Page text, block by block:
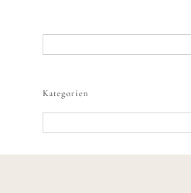
nach:
Kategorien